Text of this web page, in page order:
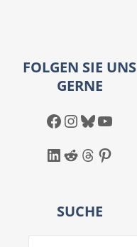
FOLGEN SIE UNS
GERNE
Facebook InstagramBluesky YouTube
LinkedIn Reddit Threads Pinterest
SUCHE